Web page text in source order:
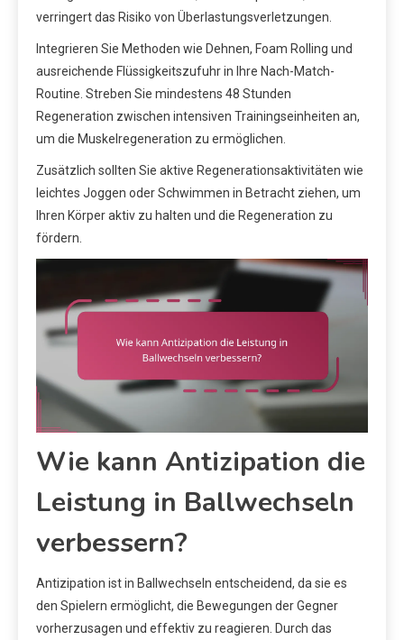
verringert das Risiko von Überlastungsverletzungen.
Integrieren Sie Methoden wie Dehnen, Foam Rolling und
ausreichende Flüssigkeitszufuhr in Ihre Nach-Match-
Routine. Streben Sie mindestens 48 Stunden
Regeneration zwischen intensiven Trainingseinheiten an,
um die Muskelregeneration zu ermöglichen.
Zusätzlich sollten Sie aktive Regenerationsaktivitäten wie
leichtes Joggen oder Schwimmen in Betracht ziehen, um
Ihren Körper aktiv zu halten und die Regeneration zu
fördern.
Wie kann Antizipation die
Leistung in Ballwechseln
verbessern?
Antizipation ist in Ballwechseln entscheidend, da sie es
den Spielern ermöglicht, die Bewegungen der Gegner
vorherzusagen und effektiv zu reagieren. Durch das